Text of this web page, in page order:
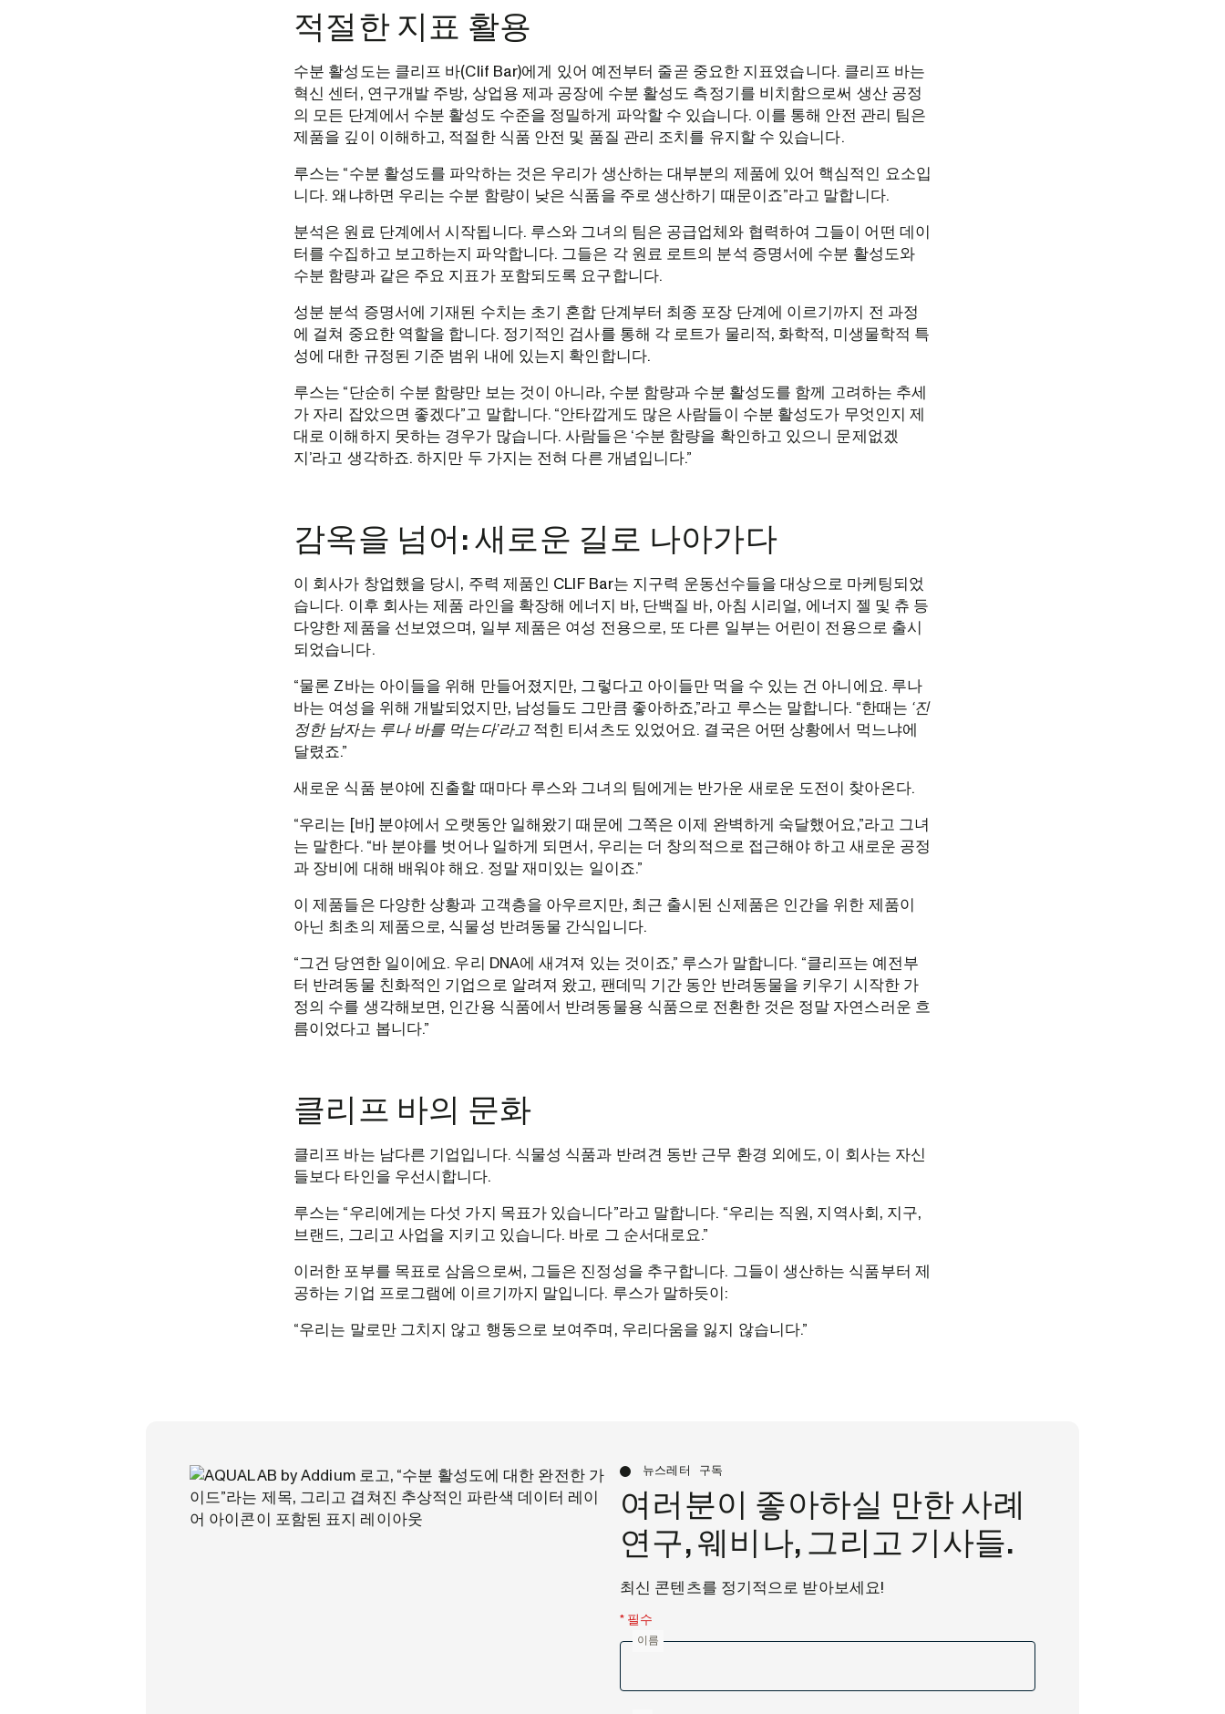
적절한 지표 활용
수분 활성도는 클리프 바(Clif Bar)에게 있어 예전부터 줄곧 중요한 지표였습니다. 클리프 바는
혁신 센터, 연구개발 주방, 상업용 제과 공장에 수분 활성도 측정기를 비치함으로써 생산 공정
의 모든 단계에서 수분 활성도 수준을 정밀하게 파악할 수 있습니다. 이를 통해 안전 관리 팀은
제품을 깊이 이해하고, 적절한 식품 안전 및 품질 관리 조치를 유지할 수 있습니다.
루스는 “수분 활성도를 파악하는 것은 우리가 생산하는 대부분의 제품에 있어 핵심적인 요소입
니다. 왜냐하면 우리는 수분 함량이 낮은 식품을 주로 생산하기 때문이죠”라고 말합니다.
분석은 원료 단계에서 시작됩니다. 루스와 그녀의 팀은 공급업체와 협력하여 그들이 어떤 데이
터를 수집하고 보고하는지 파악합니다. 그들은 각 원료 로트의 분석 증명서에 수분 활성도와
수분 함량과 같은 주요 지표가 포함되도록 요구합니다.
성분 분석 증명서에 기재된 수치는 초기 혼합 단계부터 최종 포장 단계에 이르기까지 전 과정
에 걸쳐 중요한 역할을 합니다. 정기적인 검사를 통해 각 로트가 물리적, 화학적, 미생물학적 특
성에 대한 규정된 기준 범위 내에 있는지 확인합니다.
루스는 “단순히 수분 함량만 보는 것이 아니라, 수분 함량과 수분 활성도를 함께 고려하는 추세
가 자리 잡았으면 좋겠다”고 말합니다. “안타깝게도 많은 사람들이 수분 활성도가 무엇인지 제
대로 이해하지 못하는 경우가 많습니다. 사람들은 ‘수분 함량을 확인하고 있으니 문제없겠
지’라고 생각하죠. 하지만 두 가지는 전혀 다른 개념입니다.”
감옥을 넘어: 새로운 길로 나아가다
이 회사가 창업했을 당시, 주력 제품인 CLIF Bar는 지구력 운동선수들을 대상으로 마케팅되었
습니다. 이후 회사는 제품 라인을 확장해 에너지 바, 단백질 바, 아침 시리얼, 에너지 젤 및 츄 등
다양한 제품을 선보였으며, 일부 제품은 여성 전용으로, 또 다른 일부는 어린이 전용으로 출시
되었습니다.
“물론 Z바는 아이들을 위해 만들어졌지만, 그렇다고 아이들만 먹을 수 있는 건 아니에요. 루나
바는 여성을 위해 개발되었지만, 남성들도 그만큼 좋아하죠,”라고 루스는 말합니다. “한때는 ‘진
정한 남자는 루나 바를 먹는다’라고적힌 티셔츠도 있었어요. 결국은 어떤 상황에서 먹느냐에
달렸죠.”
새로운 식품 분야에 진출할 때마다 루스와 그녀의 팀에게는 반가운 새로운 도전이 찾아온다.
“우리는 [바] 분야에서 오랫동안 일해왔기 때문에 그쪽은 이제 완벽하게 숙달했어요,”라고 그녀
는 말한다. “바 분야를 벗어나 일하게 되면서, 우리는 더 창의적으로 접근해야 하고 새로운 공정
과 장비에 대해 배워야 해요. 정말 재미있는 일이죠.”
이 제품들은 다양한 상황과 고객층을 아우르지만, 최근 출시된 신제품은 인간을 위한 제품이
아닌 최초의 제품으로, 식물성 반려동물 간식입니다.
“그건 당연한 일이에요. 우리 DNA에 새겨져 있는 것이죠,” 루스가 말합니다. “클리프는 예전부
터 반려동물 친화적인 기업으로 알려져 왔고, 팬데믹 기간 동안 반려동물을 키우기 시작한 가
정의 수를 생각해보면, 인간용 식품에서 반려동물용 식품으로 전환한 것은 정말 자연스러운 흐
름이었다고 봅니다.”
클리프 바의 문화
클리프 바는 남다른 기업입니다. 식물성 식품과 반려견 동반 근무 환경 외에도, 이 회사는 자신
들보다 타인을 우선시합니다.
루스는 “우리에게는 다섯 가지 목표가 있습니다”라고 말합니다. “우리는 직원, 지역사회, 지구,
브랜드, 그리고 사업을 지키고 있습니다. 바로 그 순서대로요.”
이러한 포부를 목표로 삼음으로써, 그들은 진정성을 추구합니다. 그들이 생산하는 식품부터 제
공하는 기업 프로그램에 이르기까지 말입니다. 루스가 말하듯이:
“우리는 말로만 그치지 않고 행동으로 보여주며, 우리다움을 잃지 않습니다.”
뉴스레터 구독
여러분이 좋아하실 만한 사례
연구, 웨비나, 그리고 기사들.
최신 콘텐츠를 정기적으로 받아보세요!
* 필수
이름